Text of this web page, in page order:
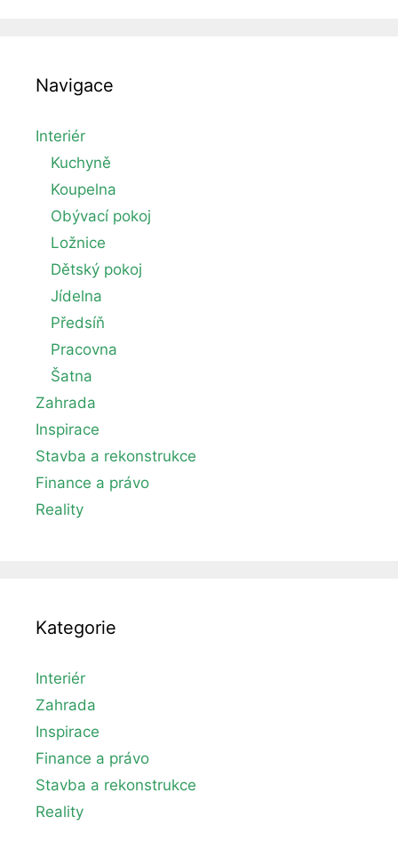
Navigace
Interiér
Kuchyně
Koupelna
Obývací pokoj
Ložnice
Dětský pokoj
Jídelna
Předsíň
Pracovna
Šatna
Zahrada
Inspirace
Stavba a rekonstrukce
Finance a právo
Reality
Kategorie
Interiér
Zahrada
Inspirace
Finance a právo
Stavba a rekonstrukce
Reality